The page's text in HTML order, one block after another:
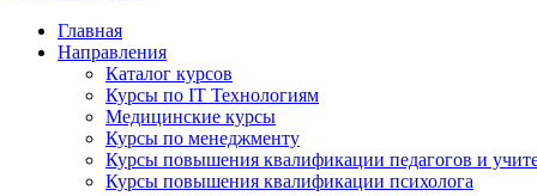
Главная
Направления
Каталог курсов
Курсы по IT Технологиям
Медицинские курсы
Курсы по менеджменту
Курсы повышения квалификации педагогов и
Курсы повышения квалификации психолога